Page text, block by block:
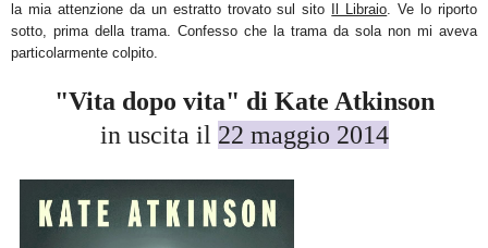
la mia attenzione da un estratto trovato sul sito
Il Libraio. Ve lo riporto
sotto, prima della trama. Confesso che la trama da sola non mi aveva
particolarmente colpito.
"Vita dopo vita" di Kate Atkinson
in uscita il 22 maggio 2014